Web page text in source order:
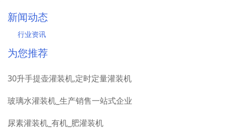
新闻动态
行业资讯
为您推荐
30升手提壶灌装机,定时定量灌装机
玻璃水灌装机_生产销售一站式企业
尿素灌装机_有机_肥灌装机